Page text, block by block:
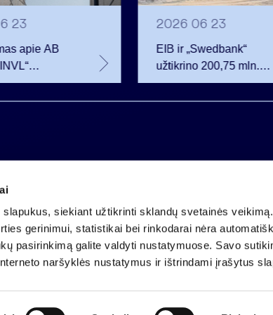
siekiant užtikrinti sklandų svetainės
gerinimui, statistikai bei rinkodarai nėra
pasirinkimą galite valdyti nustatymuose. Savo
naršyklės nustatymus ir ištrindami įrašytus
23
apie AB
teisių
2026 06 23
EIB ir „Swedbank“
užtikrino 200,75 mln.
eurų finansavimą
Rūdninkų karinio
Įmonės kodas 121304349
PVM mokėtojo kodas LT213043414
Įregistruota VĮ Registrų centras
A.s. LT25 4010 0424 0124 2013